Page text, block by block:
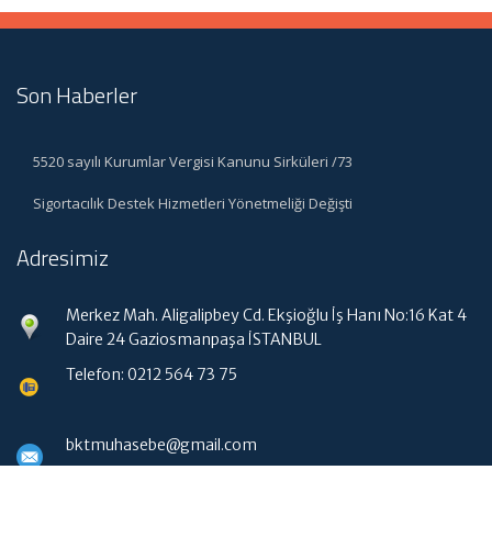
Son Haberler
5520 sayılı Kurumlar Vergisi Kanunu Sirküleri /73
Sigortacılık Destek Hizmetleri Yönetmeliği Değişti
Adresimiz
Merkez Mah. Aligalipbey Cd. Ekşioğlu İş Hanı No:16 Kat 4
Daire 24 Gaziosmanpaşa İSTANBUL
Telefon: 0212 564 73 75
bktmuhasebe@gmail.com